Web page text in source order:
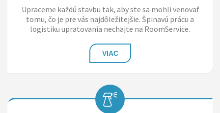
Upraceme každú stavbu tak, aby ste sa mohli venovať
tomu, čo je pre vás najdôležitejšie. Špinavú prácu a
logistiku upratovania nechajte na RoomService.
VIAC